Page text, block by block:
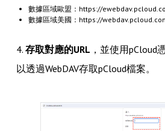
數據區域歐盟：https://
數據區域美國：https://
4. 存取對應的URL ，並使用pCloud
以透過WebDAV存取pCloud檔案。